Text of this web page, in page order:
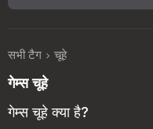
सभी टैग चूहे
गेम्स चूहे
गेम्स चूहे क्या है?